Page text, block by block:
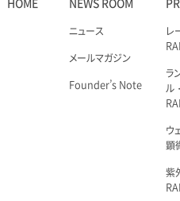
HOME NEWS ROOM
ニュース
メールマガジン
Founder’s Note
レ
ラ
ル
ウ
顕
紫